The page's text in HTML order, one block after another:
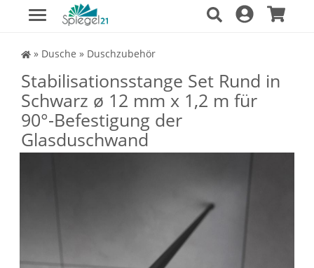
Spiegel Shop
» Dusche » Duschzubehör
Stabilisationsstange Set Rund in
Schwarz ø 12 mm x 1,2 m für
90°-Befestigung der
Glasduschwand